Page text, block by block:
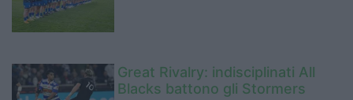
Great Rivalry: indisciplinati All
Blacks battono gli Stormers